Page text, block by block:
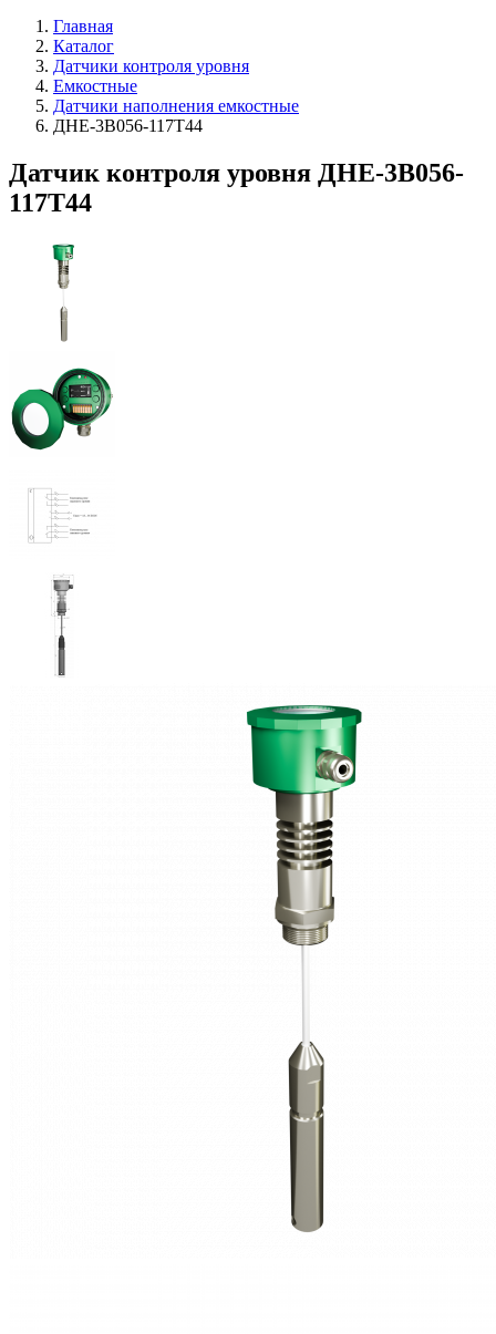
Главная
Каталог
Датчики контроля уровня
Емкостные
Датчики наполнения емкостные
ДНЕ-3В056-117Т44
Датчик контроля уровня ДНЕ-3В056-
117Т44